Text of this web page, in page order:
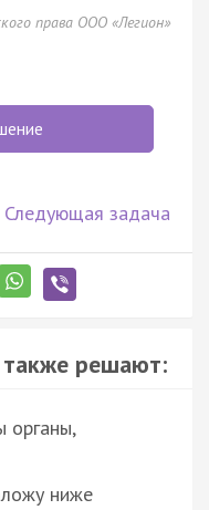
права ООО «Легион»
Следующая задача
также решают:
органы,
ниже